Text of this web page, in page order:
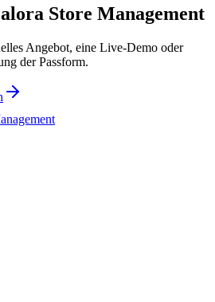
Store Management
Angebot, eine Live-Demo oder
der Passform.